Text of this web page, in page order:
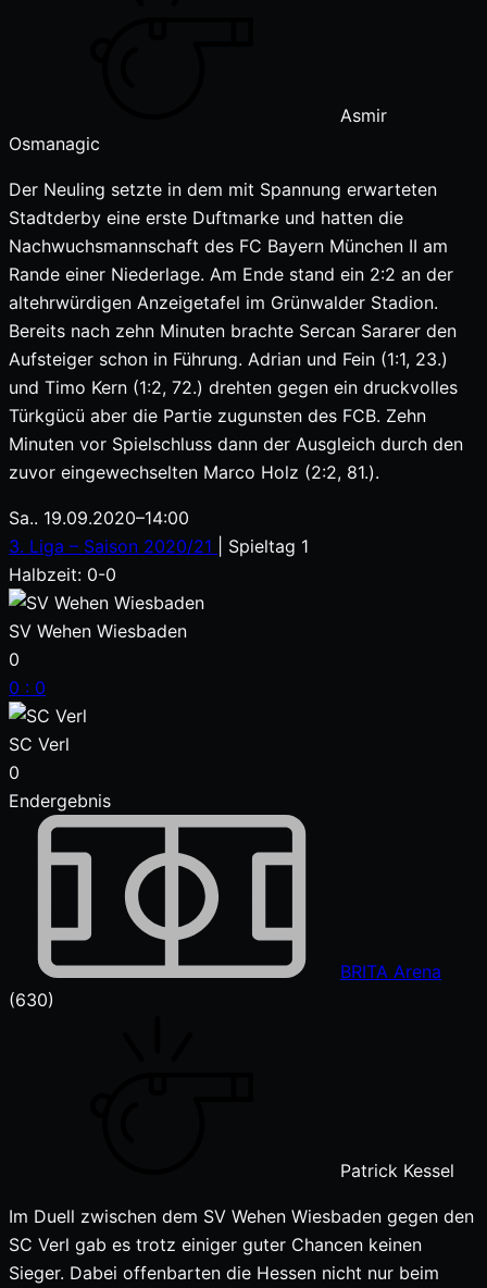
Asmir
Osmanagic
Der Neuling setzte in dem mit Spannung erwarteten
Stadtderby eine erste Duftmarke und hatten die
Nachwuchsmannschaft des FC Bayern München II am
Rande einer Niederlage. Am Ende stand ein 2:2 an der
altehrwürdigen Anzeigetafel im Grünwalder Stadion.
Bereits nach zehn Minuten brachte Sercan Sararer den
Aufsteiger schon in Führung. Adrian und Fein (1:1, 23.)
und Timo Kern (1:2, 72.) drehten gegen ein druckvolles
Türkgücü aber die Partie zugunsten des FCB. Zehn
Minuten vor Spielschluss dann der Ausgleich durch den
zuvor eingewechselten Marco Holz (2:2, 81.).
Sa.. 19.09.2020–14:00
3. Liga – Saison 2020/21
| Spieltag 1
Halbzeit: 0-0
SV Wehen Wiesbaden
0
0 : 0
SC Verl
0
Endergebnis
BRITA Arena
(630)
Patrick Kessel
Im Duell zwischen dem SV Wehen Wiesbaden gegen den
SC Verl gab es trotz einiger guter Chancen keinen
Sieger. Dabei offenbarten die Hessen nicht nur beim